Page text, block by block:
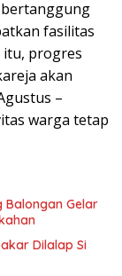
fasilitas
itu, progres
akan
–
warga tetap
Balongan Gelar
Dilalap Si